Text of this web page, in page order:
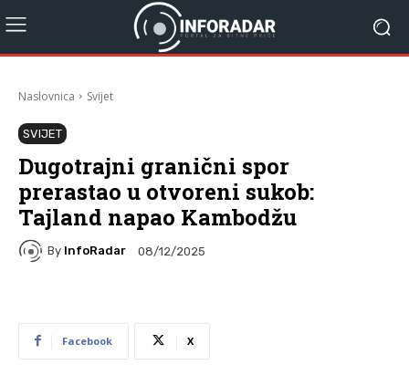
Naslovnica Svijet
SVIJET
Dugotrajni granični spor
prerastao u otvoreni sukob:
Tajland napao Kambodžu
By InfoRadar 08/12/2025
Facebook X